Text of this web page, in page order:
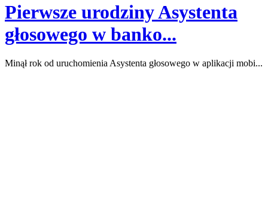
Pierwsze urodziny Asystenta
głosowego w banko...
Minął rok od uruchomienia Asystenta głosowego w aplikacji mobi...